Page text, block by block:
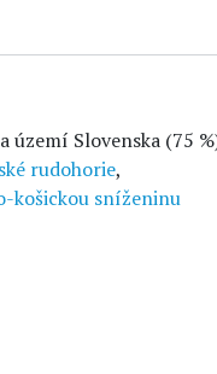
Slovenska (75
rudohorie,
košickou sníženinu